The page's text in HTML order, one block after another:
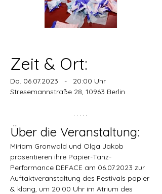
Zeit & Ort:
Do. 06.07.2023   -   20:00 Uhr
Stresemannstraße 28, 10963 Berlin
Über die Veranstaltung:
Miriam Gronwald und Olga Jakob
präsentieren ihre Papier-Tanz-
Performance DEFACE am 06.07.2023 zur
Auftaktveranstaltung des Festivals papier
& klang, um 20:00 Uhr im Atrium des